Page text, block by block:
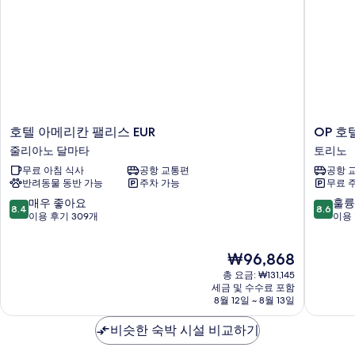
호
텔
아
메
리
칸
팰
노
호텔 아메리칸 팰리스 EUR
줄리아노 달마타
무료 아침 식사
공항 교통편
반려동물 동반 가능
주차 가능
10
점
우
8.4 매우 좋아요
이용 후기 309개
현
재
요
금
₩96,868
₩96,868
총 요금: ₩131,145
세금 및 수수료 포함
8월 12일 ~ 8월 13일
OP
호
텔
토
리
노
OP 호
토리노
공항
무료
10
점
륭
8.6 훌
이용
비슷한 숙박 시설 비교하기